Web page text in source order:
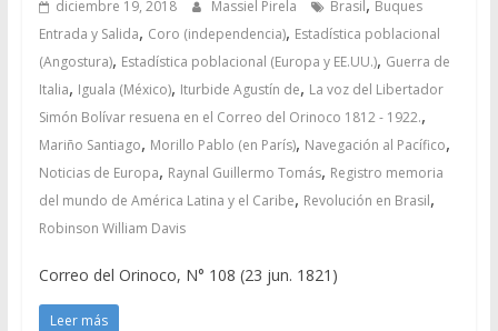
diciembre 19, 2018 Massiel Pirela Brasil Buques
Entrada y Salida, Coro (independencia), Estadística poblacional
(Angostura), Estadística poblacional (Europa y EE.UU.), Guerra de
Italia, Iguala (México), Iturbide Agustín de, La voz del Libertador
Simón Bolívar resuena en el Correo del Orinoco 1812 - 1922.,
Mariño Santiago, Morillo Pablo (en París), Navegación al Pacífico,
Noticias de Europa, Raynal Guillermo Tomás, Registro memoria
del mundo de América Latina y el Caribe, Revolución en Brasil,
Robinson William Davis
Correo del Orinoco, N° 108 (23 jun. 1821)
Leer más